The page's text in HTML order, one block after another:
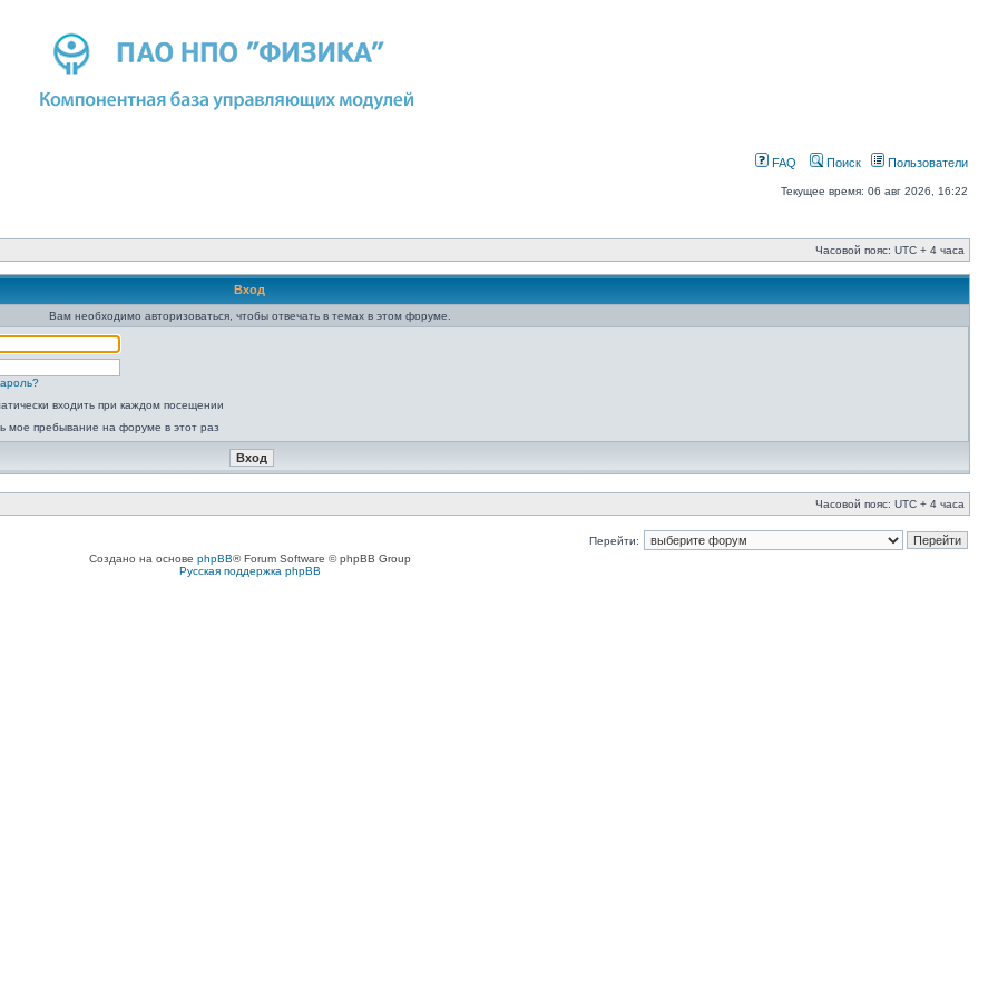
FAQ Поиск Пользователи
Текущее время: 06 авг 2026, 16:22
Часовой пояс: UTC + 4 часа
Вход
Вам необходимо авторизоваться, чтобы отвечать в темах в этом форуме.
входить при каждом посещении
мое пребывание на форуме в этот раз
Часовой пояс: UTC + 4 часа
Перейти:
Создано на основе phpBB® Forum Software © phpBB Group
Русская поддержка phpBB